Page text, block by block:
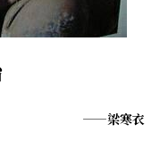
——梁寒衣